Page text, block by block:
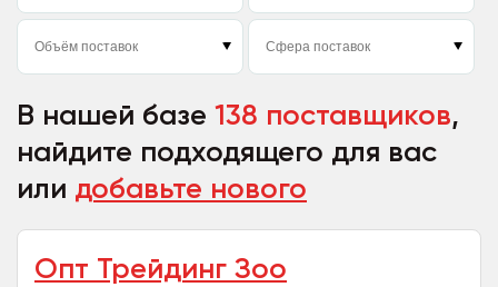
В нашей базе 138 поставщиков,
найдите подходящего для вас
или добавьте нового
Опт Трейдинг Зоо